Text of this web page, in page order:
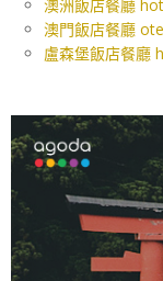
澳洲飯店餐廳
澳門飯店餐廳
盧森堡飯店餐廳